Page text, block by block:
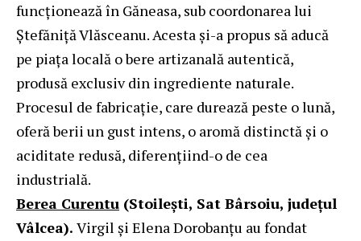
funcționează în Găneasa, sub coordonarea lui
Ștefăniță Vlăsceanu. Acesta și-a propus să aducă
pe piața locală o bere artizanală autentică,
produsă exclusiv din ingrediente naturale.
Procesul de fabricație, care durează peste o lună,
oferă berii un gust intens, o aromă distinctă și o
aciditate redusă, diferențiind-o de cea
industrială.
Berea Curentu (Stoilești, Sat Bârsoiu, județul
Vâlcea). Virgil și Elena Dorobanțu au fondat